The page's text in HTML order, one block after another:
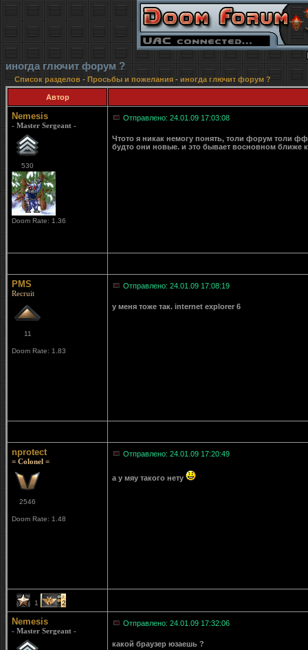
иногда глючит форум ?
Список разделов- Просьбы и пожелания - иногда глючит форум ?
Автор
Nemesis
- Master Sergeant -
530
Doom Rate: 1.36
Отправлено: 24.01.09 17:03:08
Чтото я никак немогу понять, толи форум толи
будто они новые. и это бывает восновном ближе к
PMS
Recruit
11
Doom Rate: 1.83
Отправлено: 24.01.09 17:08:19
у меня тоже так. internet explorer 6
nprotect
= Colonel =
2546
Doom Rate: 1.48
Отправлено: 24.01.09 17:20:49
а у мяу такого нету
1 2
Nemesis
- Master Sergeant -
Отправлено: 24.01.09 17:32:06
какой браузер юзаешь ?